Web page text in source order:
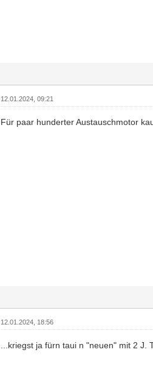
12.01.2024, 09:21
Für paar hunderter Austauschmotor
12.01.2024, 18:56
...kriegst ja fürn taui n "neuen" mit 2